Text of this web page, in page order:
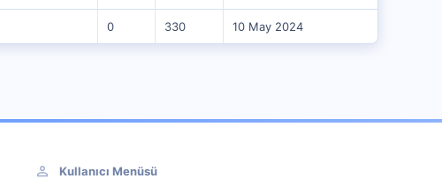
0 330 10 May 2024
Kullanıcı Menüsü